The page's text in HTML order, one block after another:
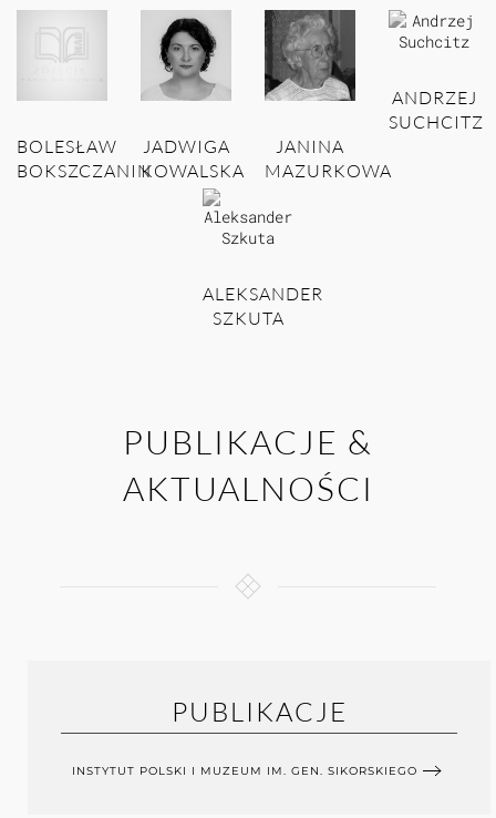
BOLESŁAW
BOKSZCZANIN
JADWIGA
KOWALSKA
JANINA
MAZURKOWA
ANDRZEJ
SUCHCITZ
ALEKSANDER
SZKUTA
PUBLIKACJE &
AKTUALNOŚCI
PUBLIKACJE
INSTYTUT POLSKI I MUZEUM IM. GEN. SIKORSKIEGO